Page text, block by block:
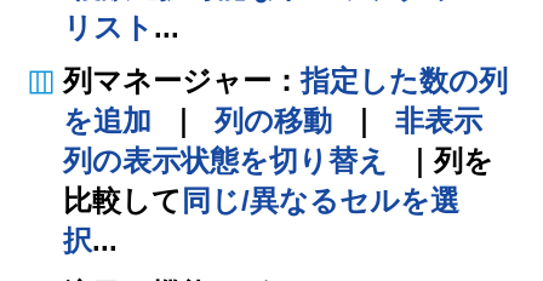
リスト ...
列マネージャー ：指定した数の列
を追加
列の移動
非表示
列の表示状態を切り替え
列を
比較して 同じ/異なるセルを選
択...